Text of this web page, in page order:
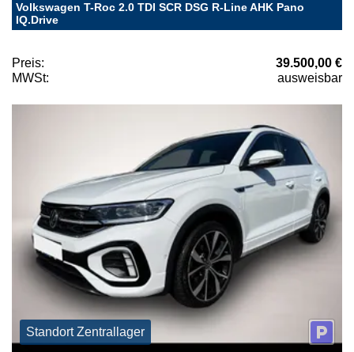
Volkswagen T-Roc 2.0 TDI SCR DSG R-Line AHK Pano
IQ.Drive
Preis:
39.500,00 €
MWSt:
ausweisbar
Standort Zentrallager